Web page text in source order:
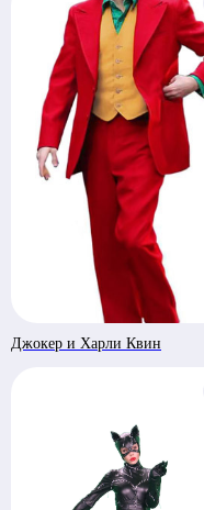
Джокер и Харли Квин